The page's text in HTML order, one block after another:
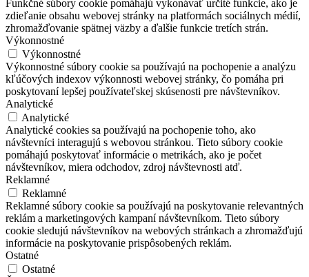
Funkčné súbory cookie pomáhajú vykonávať určité funkcie, ako je
zdieľanie obsahu webovej stránky na platformách sociálnych médií,
zhromažďovanie spätnej väzby a ďalšie funkcie tretích strán.
Výkonnostné
Výkonnostné
Výkonnostné súbory cookie sa používajú na pochopenie a analýzu
kľúčových indexov výkonnosti webovej stránky, čo pomáha pri
poskytovaní lepšej používateľskej skúsenosti pre návštevníkov.
Analytické
Analytické
Analytické cookies sa používajú na pochopenie toho, ako
návštevníci interagujú s webovou stránkou. Tieto súbory cookie
pomáhajú poskytovať informácie o metrikách, ako je počet
návštevníkov, miera odchodov, zdroj návštevnosti atď.
Reklamné
Reklamné
Reklamné súbory cookie sa používajú na poskytovanie relevantných
reklám a marketingových kampaní návštevníkom. Tieto súbory
cookie sledujú návštevníkov na webových stránkach a zhromažďujú
informácie na poskytovanie prispôsobených reklám.
Ostatné
Ostatné